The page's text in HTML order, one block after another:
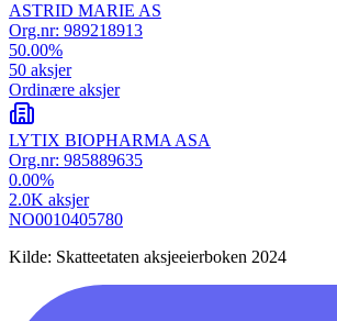
ASTRID MARIE AS
Org.nr: 989218913
50.00%
50 aksjer
Ordinære aksjer
LYTIX BIOPHARMA ASA
Org.nr: 985889635
0.00%
2.0K aksjer
NO0010405780
Kilde: Skatteetaten aksjeeierboken 2024